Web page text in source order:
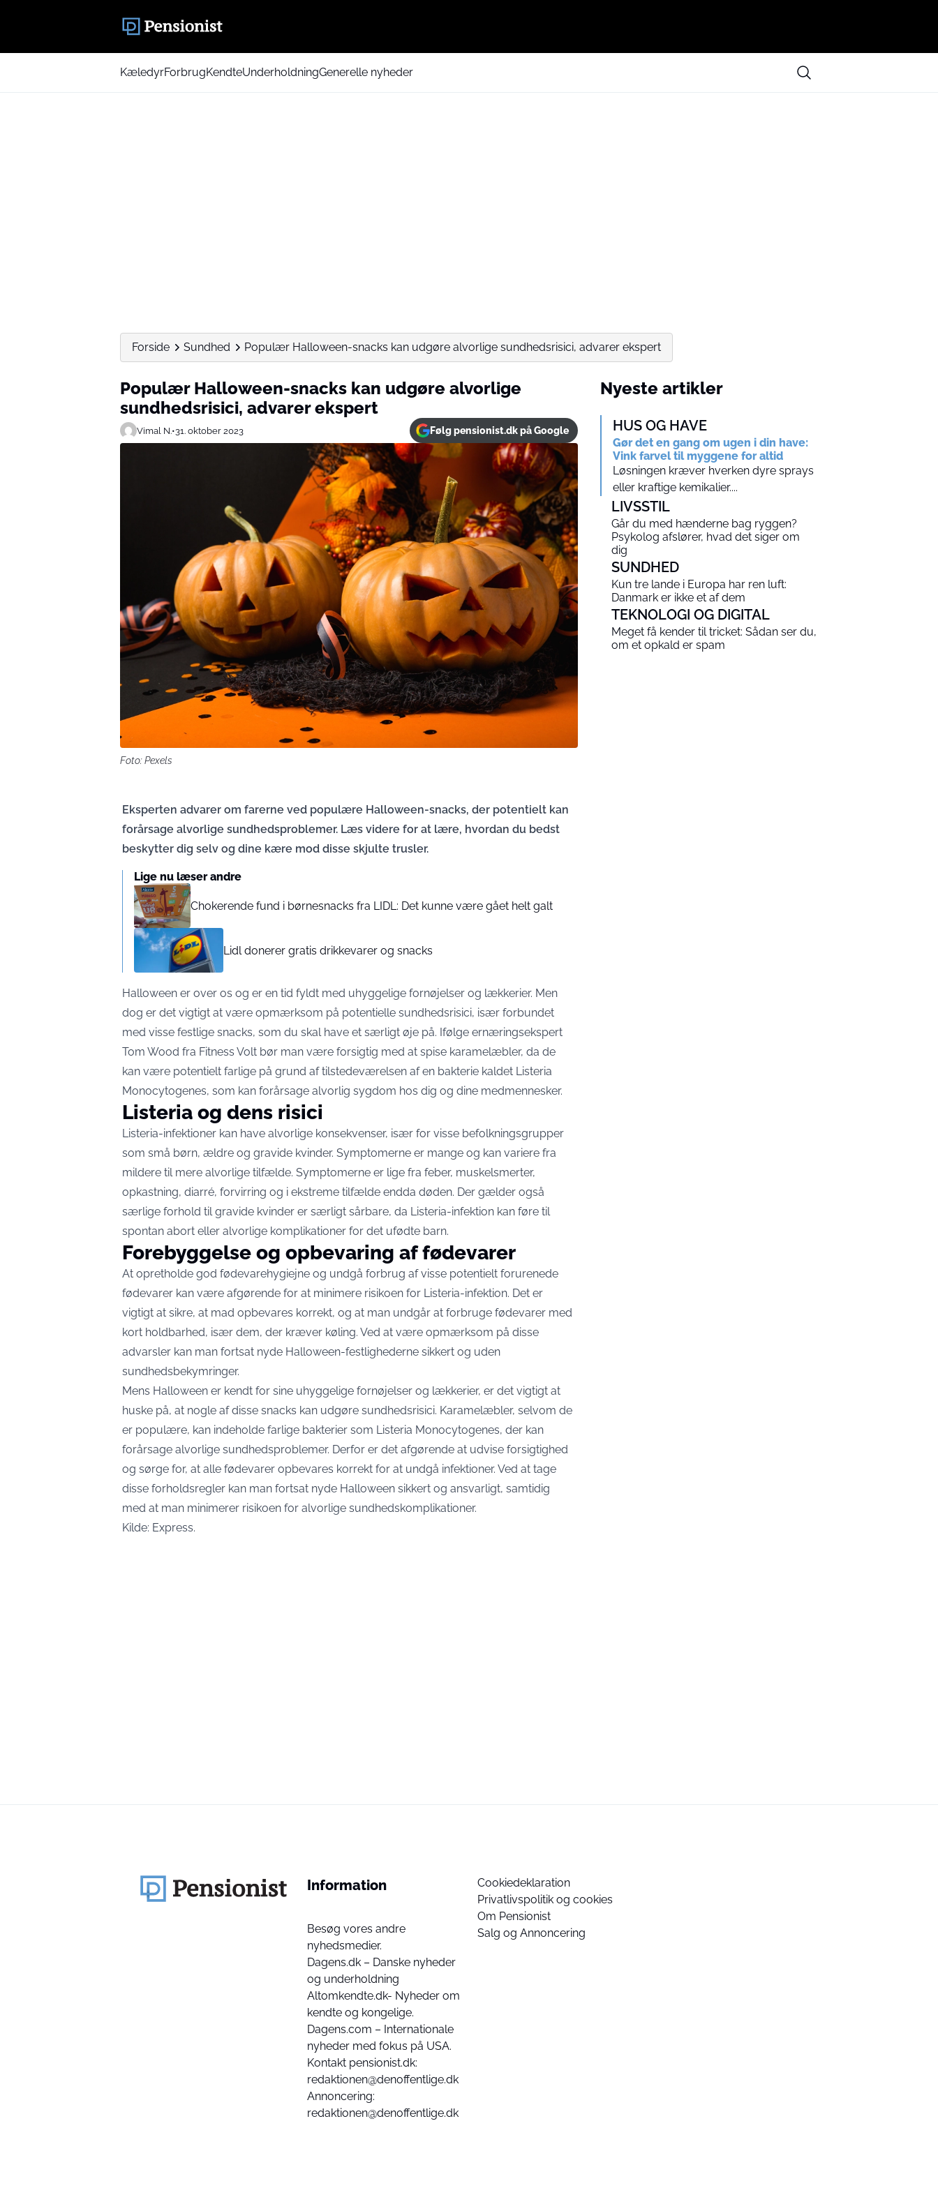
KæledyrForbrugKendteUnderholdningGenerelle nyheder
Forside Sundhed Populær Halloween-snacks kan udgøre alvorlige sundhedsrisici, advarer ekspert
Populær Halloween-snacks kan udgøre alvorlige
sundhedsrisici, advarer ekspert
Vimal N.•31. oktober 2023 Følg pensionist.dk på Google
Foto: Pexels
Eksperten advarer om farerne ved populære Halloween-snacks, der potentielt kan
forårsage alvorlige sundhedsproblemer. Læs videre for at lære, hvordan du bedst
beskytter dig selv og dine kære mod disse skjulte trusler.
Lige nu læser andre
Chokerende fund i børnesnacks fra LIDL: Det kunne være gået helt galt
Lidl donerer gratis drikkevarer og snacks
Halloween er over os og er en tid fyldt med uhyggelige fornøjelser og lækkerier. Men
dog er det vigtigt at være opmærksom på potentielle sundhedsrisici, især forbundet
med visse festlige snacks, som du skal have et særligt øje på. Ifølge ernæringsekspert
Tom Wood fra Fitness Volt bør man være forsigtig med at spise karamelæbler, da de
kan være potentielt farlige på grund af tilstedeværelsen af ​​en bakterie kaldet Listeria
Monocytogenes, som kan forårsage alvorlig sygdom hos dig og dine medmennesker.
Listeria og dens risici
Listeria-infektioner kan have alvorlige konsekvenser, især for visse befolkningsgrupper
som små børn, ældre og gravide kvinder. Symptomerne er mange og kan variere fra
mildere til mere alvorlige tilfælde. Symptomerne er lige fra feber, muskelsmerter,
opkastning, diarré, forvirring og i ekstreme tilfælde endda døden. Der gælder også
særlige forhold til gravide kvinder er særligt sårbare, da Listeria-infektion kan føre til
spontan abort eller alvorlige komplikationer for det ufødte barn.
Forebyggelse og opbevaring af fødevarer
At opretholde god fødevarehygiejne og undgå forbrug af visse potentielt forurenede
fødevarer kan være afgørende for at minimere risikoen for Listeria-infektion. Det er
vigtigt at sikre, at mad opbevares korrekt, og at man undgår at forbruge fødevarer med
kort holdbarhed, især dem, der kræver køling. Ved at være opmærksom på disse
advarsler kan man fortsat nyde Halloween-festlighederne sikkert og uden
sundhedsbekymringer.
Mens Halloween er kendt for sine uhyggelige fornøjelser og lækkerier, er det vigtigt at
huske på, at nogle af disse snacks kan udgøre sundhedsrisici. Karamelæbler, selvom de
er populære, kan indeholde farlige bakterier som Listeria Monocytogenes, der kan
forårsage alvorlige sundhedsproblemer. Derfor er det afgørende at udvise forsigtighed
og sørge for, at alle fødevarer opbevares korrekt for at undgå infektioner. Ved at tage
disse forholdsregler kan man fortsat nyde Halloween sikkert og ansvarligt, samtidig
med at man minimerer risikoen for alvorlige sundhedskomplikationer.
Kilde: Express.
Nyeste artikler
HUS OG HAVE
Gør det en gang om ugen i din have:
Vink farvel til myggene for altid
Løsningen kræver hverken dyre sprays
eller kraftige kemikalier....
LIVSSTIL
Går du med hænderne bag ryggen?
Psykolog afslører, hvad det siger om
dig
SUNDHED
Kun tre lande i Europa har ren luft:
Danmark er ikke et af dem
TEKNOLOGI OG DIGITAL
Meget få kender til tricket: Sådan ser du,
om et opkald er spam
Information
Besøg vores andre
nyhedsmedier.
Dagens.dk – Danske nyheder
og underholdning
Altomkendte.dk- Nyheder om
kendte og kongelige.
Dagens.com – Internationale
nyheder med fokus på USA.
Kontakt pensionist.dk:
redaktionen@denoffentlige.dk
Annoncering:
redaktionen@denoffentlige.dk
Cookiedeklaration
Privatlivspolitik og cookies
Om Pensionist
Salg og Annoncering